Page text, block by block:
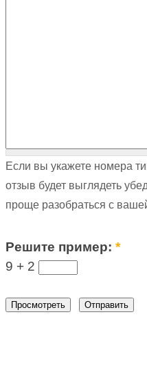
Если вы укажете номера
отзыв будет выглядеть
проще разобраться с
Решите пример:*
9 + 2